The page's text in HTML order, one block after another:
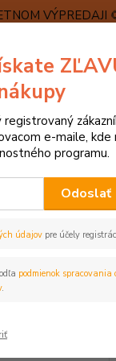
až do
TOVARU👈
Hľadať
Little Dutch
e-maile, kde
programu.
Odoslať
údajovpre účely
podmienok spracovania
.